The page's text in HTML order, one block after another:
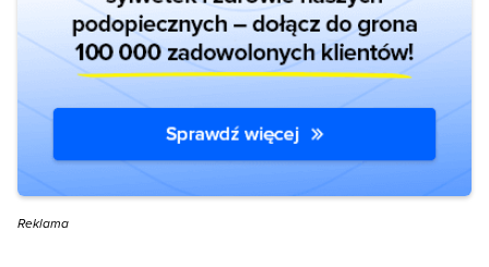
Reklama